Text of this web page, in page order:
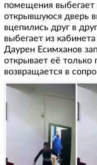
помещения
открывшуюся дверь
вцепились друг в
выбегает из
Даурен Есимханов
открывает её только
возвращается в